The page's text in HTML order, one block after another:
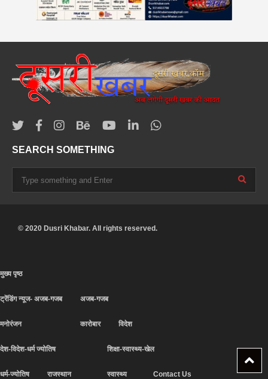
SEARCH SOMETHING
© 2020 Dusri Khabar. All rights reserved.
मुख्य पृष्ठ
ट्रेंडिंग न्यूज- अजब-गजब
मनोरंजन
अजब-गजब
कारोबार विदेश
देश-विदेश-धर्म ज्योतिष
धर्म-ज्योतिष राजस्थान
शिक्षा-स्वास्थ्य-खेल
स्वास्थ्य Contact Us